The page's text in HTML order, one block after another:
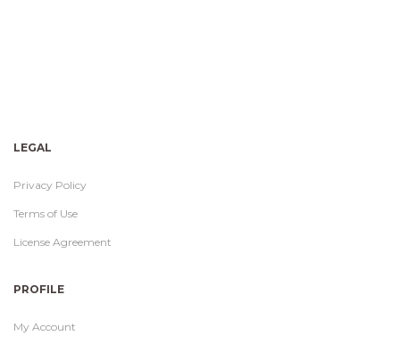
LEGAL
Privacy Policy
Terms of Use
License Agreement
PROFILE
My Account